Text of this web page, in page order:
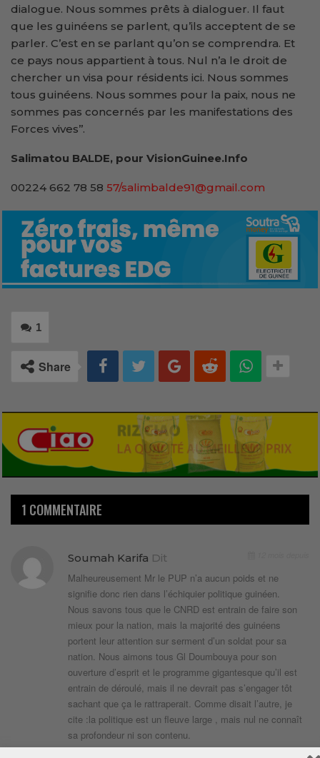
dialogue. Nous sommes prêts à dialoguer. Il faut
que les guinéens se parlent, qu’ils acceptent de se
parler. C’est en se parlant qu’on se comprendra. Et
ce pays nous appartient à tous. Nul n’a le droit de
chercher un visa pour résidents ici. Nous sommes
tous guinéens. Nous sommes pour la paix, nous ne
sommes pas concernés par les manifestations des
Forces vives’’.
Salimatou BALDE, pour VisionGuinee.Info
00224 662 78 58 57/salimbalde91@gmail.com
1
Share
1 COMMENTAIRE
Soumah Karifa Dit
Malheureusement Mr le PUP n’a aucun poids et ne
signifie donc rien dans l’échiquier politique guinéen.
Nous savons tous que le CNRD est entrain de faire son
mieux pour la nation, mais la majorité des guinéens
portent leur attention sur serment d’un soldat pour sa
nation. Nous aimons tous Gl Doumbouya pour son
ouverture d’esprit et le programme gigantesque qu’il est
entrain de déroulé, mais il ne devrait pas s’engager tôt
sachant que ça le rattraperait. Comme disait l’autre, je
cite :la politique est un fleuve large , mais nul ne connaît
sa profondeur ni son contenu.